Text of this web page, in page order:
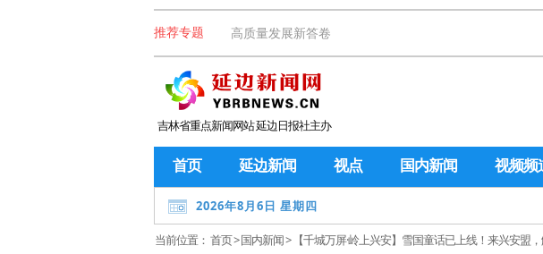
推荐专题 高质量发展新答卷
吉林省重点新闻网站 延边日报社主办
首页 延边新闻 视点 国内新闻 视频频
2026年8月6日 星期四
当前位置： 首页>国内新闻> 【千城万屏·岭上兴安】雪国童话已上线！来兴安盟，